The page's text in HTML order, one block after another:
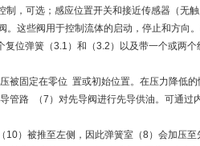
，可选；感应位置开关和接近传感器（无
这些阀用于控制流体的启动，停止和方向
位弹簧（3.1）和（3.2）以及带一个或两
固定在零位 置或初始位置。在压力降低的
管路 （7）对先导阀进行先导供油。可通过
）被推至左侧，因此弹簧室（8）会加压